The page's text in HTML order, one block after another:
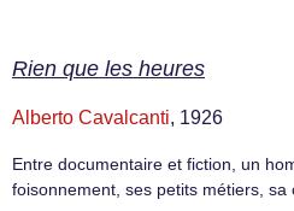
Rien que les heures
Alberto Cavalcanti, 1926
Entre documentaire et fiction, un
foisonnement, ses petits métiers, sa